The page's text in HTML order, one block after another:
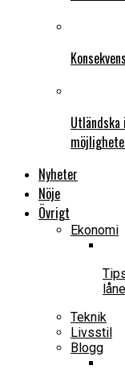
Utländska
Nyheter
Nöje
Övrigt
Ekonomi
Teknik
Livsstil
Blogg